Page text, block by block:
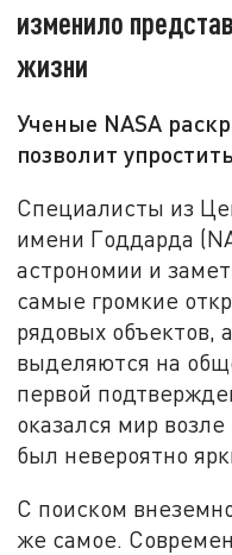
изменило
жизни
Ученые NASA
позволит
Специалисты из
имени Годдарда
астрономии и
самые громкие
рядовых объектов,
выделяются на
первой
оказался мир
был невероятно
С поиском
же самое.